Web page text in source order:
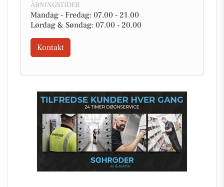
ÅBNINGSTIDER
Mandag - Fredag: 07.00 - 21.00
Lørdag & Søndag: 07.00 - 20.00
Kontakt